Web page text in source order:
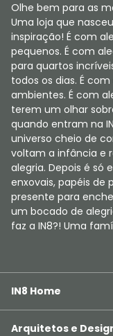
Olhe bem para as
Uma loja que
inspiração! É com
pequenos. É com
para quartos
todos os dias. É
ambientes. É com
terem um olhar
quando entram na
universo cheio de
voltam a infância e
alegria. Depois é só
enxovais, papéis de
presente para
um bocado de
faz a IN8?! Uma
IN8 Home
Arquitetos e